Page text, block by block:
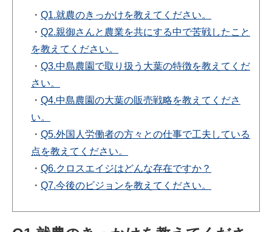
・ Q1.就農のきっかけを教えてください。
・ Q2.親御さんと農業を共にする中で苦戦したこと
を教えてください。
・ Q3.中島農園で取り扱う大葉の特徴を教えてくだ
さい。
・ Q4.中島農園の大葉の販売戦略を教えてくださ
い。
・ Q5.外国人労働者の方々との仕事で工夫している
点を教えてください。
・ Q6.クロスエイジはどんな存在ですか？
・ Q7.今後のビジョンを教えてください。